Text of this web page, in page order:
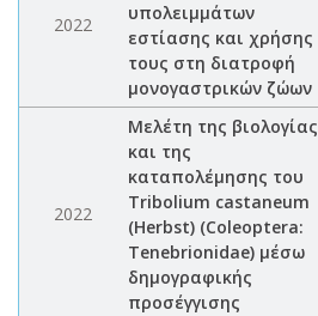
2022
υπολειμμάτων
εστίασης και χρήσης
τους στη διατροφή
μονογαστρικών ζώων
2022
Μελέτη της βιολογίας
και της
καταπολέμησης του
Tribolium castaneum
(Herbst) (Coleoptera:
Tenebrionidae) μέσω
δημογραφικής
προσέγγισης